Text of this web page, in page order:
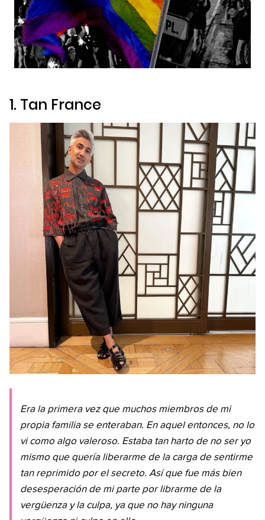
1. Tan France
Era la primera vez que muchos miembros de mi
propia familia se enteraban. En aquel entonces, no lo
vi como algo valeroso. Estaba tan harto de no ser yo
mismo que quería liberarme de la carga de sentirme
tan reprimido por el secreto. Así que fue más bien
desesperación de mi parte por librarme de la
vergüenza y la culpa, ya que no hay ninguna